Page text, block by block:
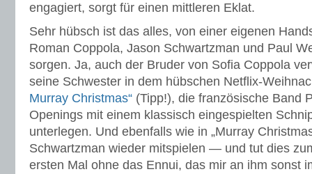
engagiert, sorgt für einen mittleren Eklat.
Sehr hübsch ist das alles, von einer eigenen
Roman Coppola, Jason Schwartzman und Paul
sorgen. Ja, auch der Bruder von Sofia Coppola
seine Schwester in dem hübschen Netflix-
Murray Christmas“ (Tipp!), die französische Band
Openings mit einem klassisch eingespielten
unterlegen. Und ebenfalls wie in „Murray
Schwartzman wieder mitspielen — und tut dies
ersten Mal ohne das Ennui, das mir an ihm sonst